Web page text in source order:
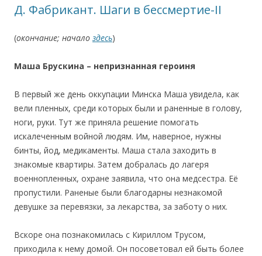
Д. Фабрикант. Шаги в бессмертие-II
(окончание; начало здесь)
Маша Брускина – непризнанная героиня
В первый же день оккупации Минска Маша увидела, как
вели пленных, среди которых были и раненные в голову,
ноги, руки. Тут же приняла решение помогать
искалеченным войной людям. Им, наверное, нужны
бинты, йод, медикаменты. Маша стала заходить в
знакомые квартиры. Затем добралась до лагеря
военнопленных, охране заявила, что она медсестра. Её
пропустили. Раненые были благодарны незнакомой
девушке за перевязки, за лекарства, за заботу о них.
Вскоре она познакомилась с Кириллом Трусом,
приходила к нему домой. Он посоветовал ей быть более